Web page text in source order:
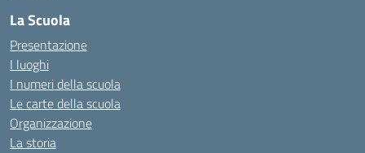
La Scuola
Presentazione
I luoghi
I numeri della scuola
Le carte della scuola
Organizzazione
La storia